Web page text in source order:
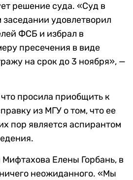
решение суда. «Суд в
удовлетворил
ФСБ и избрал в
пресечения в виде
на срок до 3 ноября», —
просила приобщить к
из МГУ о том, что ее
пор является аспирантом
Елены Горбань, в
неожиданного. «Мы